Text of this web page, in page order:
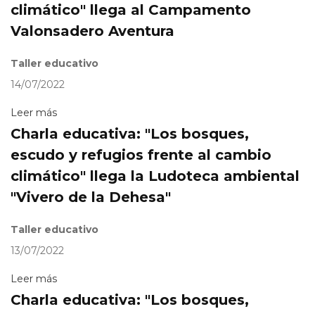
climático" llega al Campamento
Valonsadero Aventura
Taller educativo
14/07/2022
Leer más
Charla educativa: "Los bosques,
escudo y refugios frente al cambio
climático" llega la Ludoteca ambiental
"Vivero de la Dehesa"
Taller educativo
13/07/2022
Leer más
Charla educativa: "Los bosques,